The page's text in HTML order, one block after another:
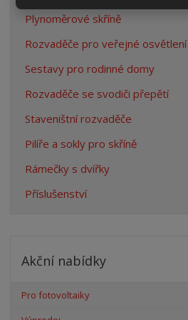
Plynoměrové skříně
Rozvaděče pro veřejné osvětlení
Sestavy pro rodinné domy
Rozvaděče se svodiči přepětí
Staveništní rozvaděče
Pilíře a sokly pro skříně
Rámečky s dvířky
Příslušenství
Akční nabídky
Pro fotovoltaiky